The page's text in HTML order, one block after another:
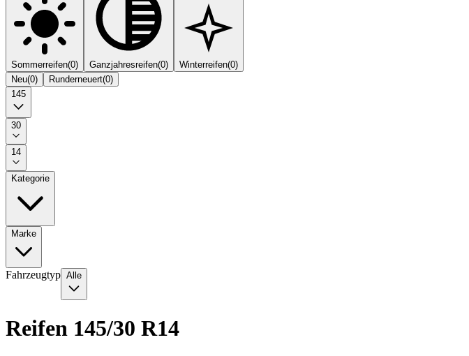
Sommerreifen(0) Ganzjahresreifen(0) Winterreifen(0)
Neu(0) Runderneuert(0)
145
30
14
Kategorie
Marke
Fahrzeugtyp Alle
Reifen 145/30 R14